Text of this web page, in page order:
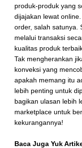
produk-produk yang
dijajakan lewat
order, salah satunya.
melalui transaksi
kualitas produk
Tak mengherankan
konveksi yang
apakah memang itu
lebih penting untuk
bagikan ulasan lebih
marketplace untuk
kekurangannya!
Baca Juga Yuk